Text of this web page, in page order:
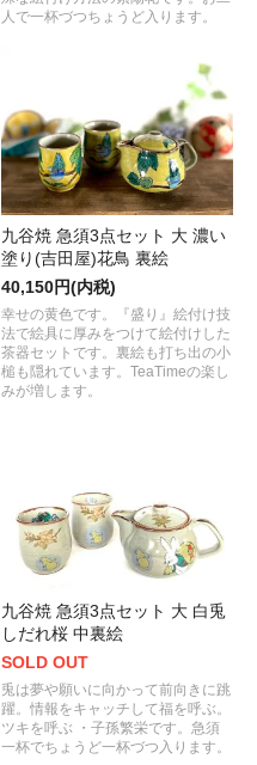
人で一杯づつちょうど入ります。
九谷焼 急須3点セット 大 濃い
塗り(吉田屋)花鳥 裏絵
40,150円(内税)
幸せの黄色です。『盛り』絵付け技
法で絵具に厚みをつけて絵付けした
茶器セットです。裏絵も打ち出の小
槌も隠れています。TeaTimeの楽し
みが増します。
九谷焼 急須3点セット 大 白兎
しだれ桜 中裏絵
SOLD OUT
兎は夢や願いに向かって前向きに跳
躍。情報をキャッチして福を呼ぶ。
ツキを呼ぶ ・子孫繁栄です。急須
一杯でちょうど一杯づつ入ります。